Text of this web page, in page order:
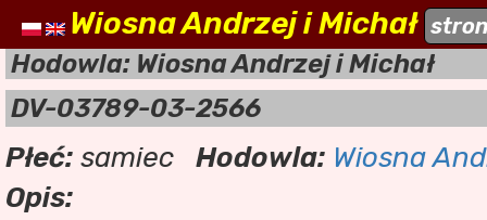
naszehodowle.pl
Wiosna Andrzej i Michał
Hodowla: Wiosna Andrzej i Michał
DV-03789-03-2566
Płeć: samiec Hodowla: Wiosna
Opis: